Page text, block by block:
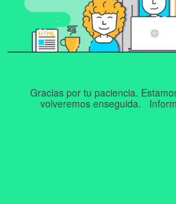
Gracias por tu paciencia.
volveremos enseguida.